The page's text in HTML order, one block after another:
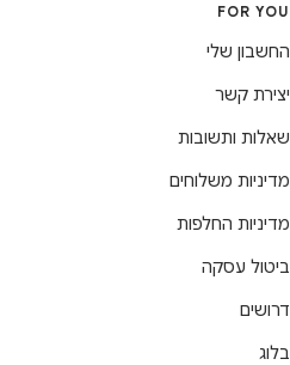
FOR YOU
החשבון שלי
יצירת קשר
שאלות ותשובות
מדיניות משלוחים
מדיניות החלפות
ביטול עסקה
דרושים
בלוג